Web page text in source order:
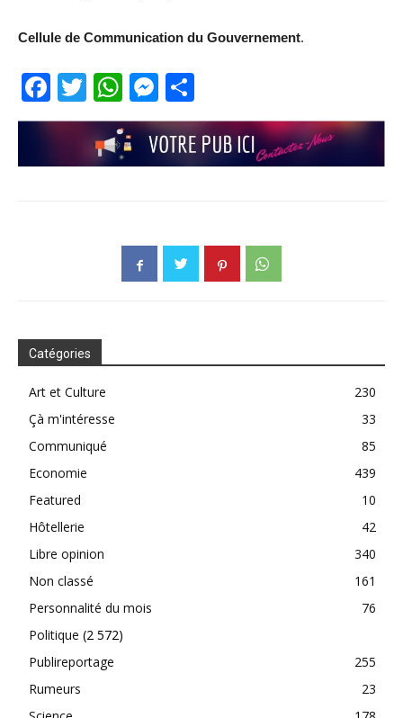
Cellule de Communication du Gouvernement.
Facebook
TwitterWhatsApp
Messenger
Catégories
Art et Culture
230
Çà m'intéresse
33
Communiqué
85
Economie
439
Featured
10
Hôtellerie
42
Libre opinion
340
Non classé
161
Personnalité du mois
76
Politique (2 572)
Publireportage
255
Rumeurs
23